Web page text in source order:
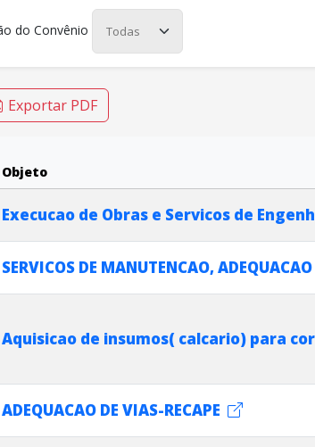
do Convênio
Exportar PDF
Objeto
ADEQUACAO DE VIAS-RECAPE